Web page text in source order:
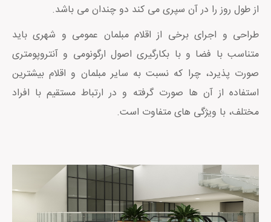
از طول روز را در آن سپری می کند دو چندان می باشد.
طراحی و اجرای برخی از اقلام مبلمان عمومی و شهری باید
متناسب با فضا و با بکارگیری اصول ارگونومی و آنتروپومتری
صورت پذیرد، چرا که نسبت به سایر مبلمان و اقلام بیشترین
استفاده از آن ها صورت گرفته و در ارتباط مستقیم با افراد
مختلف، با ویژگی های متفاوت است.